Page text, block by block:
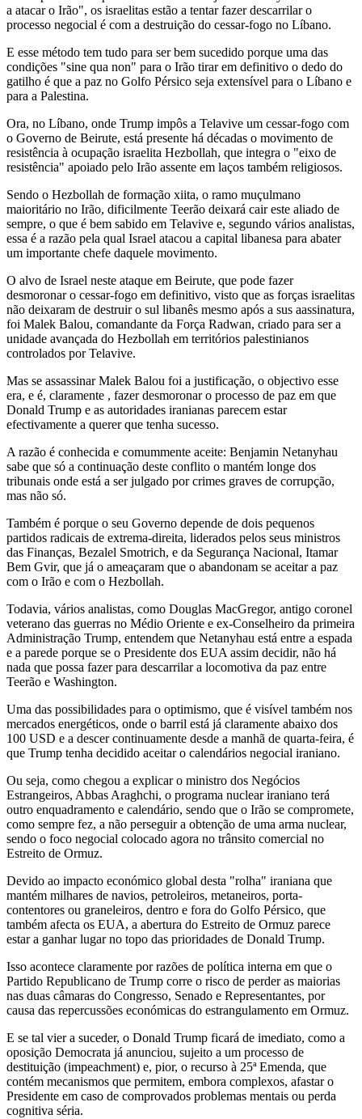
a atacar o Irão", os israelitas estão a tentar fazer descarrilar o
processo negocial é com a destruição do cessar-fogo no Líbano.
E esse método tem tudo para ser bem sucedido porque uma das
condições "sine qua non" para o Irão tirar em definitivo o dedo do
gatilho é que a paz no Golfo Pérsico seja extensível para o Líbano e
para a Palestina.
Ora, no Líbano, onde Trump impôs a Telavive um cessar-fogo com
o Governo de Beirute, está presente há décadas o movimento de
resistência à ocupação israelita Hezbollah, que integra o "eixo de
resistência" apoiado pelo Irão assente em laços também religiosos.
Sendo o Hezbollah de formação xiita, o ramo muçulmano
maioritário no Irão, dificilmente Teerão deixará cair este aliado de
sempre, o que é bem sabido em Telavive e, segundo vários analistas,
essa é a razão pela qual Israel atacou a capital libanesa para abater
um importante chefe daquele movimento.
O alvo de Israel neste ataque em Beirute, que pode fazer
desmoronar o cessar-fogo em definitivo, visto que as forças israelitas
não deixaram de destruir o sul libanês mesmo após a sus aassinatura,
foi Malek Balou, comandante da Força Radwan, criado para ser a
unidade avançada do Hezbollah em territórios palestinianos
controlados por Telavive.
Mas se assassinar Malek Balou foi a justificação, o objectivo esse
era, e é, claramente , fazer desmoronar o processo de paz em que
Donald Trump e as autoridades iranianas parecem estar
efectivamente a querer que tenha sucesso.
A razão é conhecida e comummente aceite: Benjamin Netanyhau
sabe que só a continuação deste conflito o mantém longe dos
tribunais onde está a ser julgado por crimes graves de corrupção,
mas não só.
Também é porque o seu Governo depende de dois pequenos
partidos radicais de extrema-direita, liderados pelos seus ministros
das Finanças, Bezalel Smotrich, e da Segurança Nacional, Itamar
Bem Gvir, que já o ameaçaram que o abandonam se aceitar a paz
com o Irão e com o Hezbollah.
Todavia, vários analistas, como Douglas MacGregor, antigo coronel
veterano das guerras no Médio Oriente e ex-Conselheiro da primeira
Administração Trump, entendem que Netanyhau está entre a espada
e a parede porque se o Presidente dos EUA assim decidir, não há
nada que possa fazer para descarrilar a locomotiva da paz entre
Teerão e Washington.
Uma das possibilidades para o optimismo, que é visível também nos
mercados energéticos, onde o barril está já claramente abaixo dos
100 USD e a descer continuamente desde a manhã de quarta-feira, é
que Trump tenha decidido aceitar o calendários negocial iraniano.
Ou seja, como chegou a explicar o ministro dos Negócios
Estrangeiros, Abbas Araghchi, o programa nuclear iraniano terá
outro enquadramento e calendário, sendo que o Irão se compromete,
como sempre fez, a não perseguir a obtenção de uma arma nuclear,
sendo o foco negocial colocado agora no trânsito comercial no
Estreito de Ormuz.
Devido ao impacto económico global desta "rolha" iraniana que
mantém milhares de navios, petroleiros, metaneiros, porta-
contentores ou graneleiros, dentro e fora do Golfo Pérsico, que
também afecta os EUA, a abertura do Estreito de Ormuz parece
estar a ganhar lugar no topo das prioridades de Donald Trump.
Isso acontece claramente por razões de política interna em que o
Partido Republicano de Trump corre o risco de perder as maiorias
nas duas câmaras do Congresso, Senado e Representantes, por
causa das repercussões económicas do estrangulamento em Ormuz.
E se tal vier a suceder, o Donald Trump ficará de imediato, como a
oposição Democrata já anunciou, sujeito a um processo de
destituição (impeachment) e, pior, o recurso à 25ª Emenda, que
contém mecanismos que permitem, embora complexos, afastar o
Presidente em caso de comprovados problemas mentais ou perda
cognitiva séria.